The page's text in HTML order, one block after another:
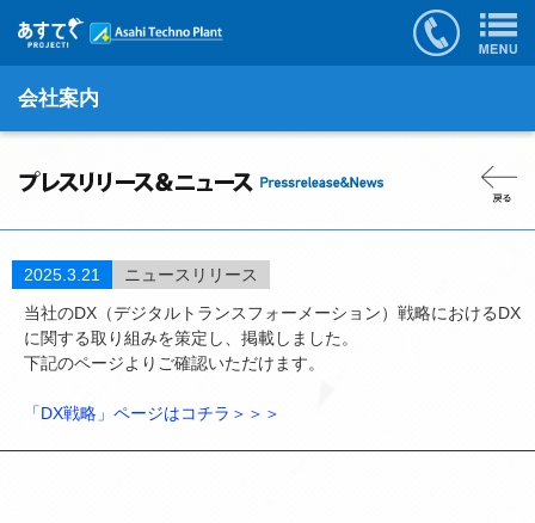
会社案内
2025.3.21
ニュースリリース
当社のDX（デジタルトランスフォーメーション）戦略におけるDX
に関する取り組みを策定し、掲載しました。
下記のページよりご確認いただけます。
「DX戦略」ページはコチラ＞＞＞